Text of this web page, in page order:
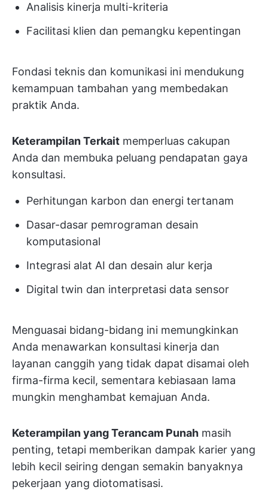
Analisis kinerja multi-kriteria
Facilitasi klien dan pemangku kepentingan
Fondasi teknis dan komunikasi ini mendukung
kemampuan tambahan yang membedakan
praktik Anda.
Keterampilan Terkait memperluas cakupan
Anda dan membuka peluang pendapatan gaya
konsultasi.
Perhitungan karbon dan energi tertanam
Dasar-dasar pemrograman desain
komputasional
Integrasi alat AI dan desain alur kerja
Digital twin dan interpretasi data sensor
Menguasai bidang-bidang ini memungkinkan
Anda menawarkan konsultasi kinerja dan
layanan canggih yang tidak dapat disamai oleh
firma-firma kecil, sementara kebiasaan lama
mungkin menghambat kemajuan Anda.
Keterampilan yang Terancam Punah masih
penting, tetapi memberikan dampak karier yang
lebih kecil seiring dengan semakin banyaknya
pekerjaan yang diotomatisasi.